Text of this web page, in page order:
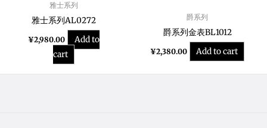
雅士系列
雅士系列AL0272
¥2,980.00
Add to
cart
爵系列
爵系列金表BL1012
¥2,380.00 Add to cart